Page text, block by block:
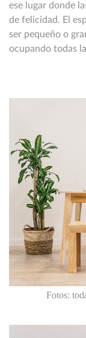
ese lugar donde
de felicidad. El
ser pequeño o
ocupando todas
Fotos: